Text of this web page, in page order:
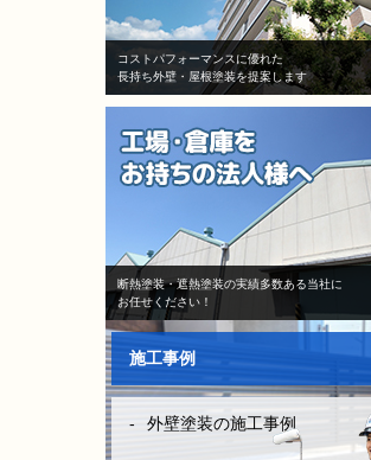
コストパフォーマンスに優れた
長持ち外壁・屋根塗装を提案します
断熱塗装・遮熱塗装の実績多数ある当社に
お任せください！
施工事例
外壁塗装の施工事例